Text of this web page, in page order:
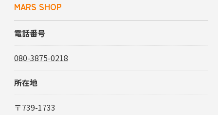
MARS SHOP
電話番号
080-3875-0218
所在地
〒739-1733